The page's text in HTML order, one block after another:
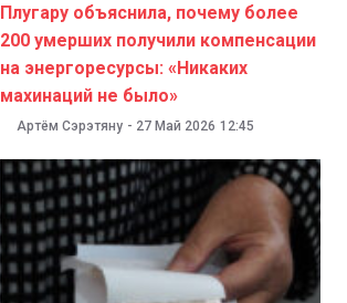
Плугару объяснила, почему более
200 умерших получили компенсации
на энергоресурсы: «Никаких
махинаций не было»
Артём Сэрэтяну - 27 Май 2026 12:45